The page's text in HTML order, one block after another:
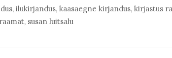
, ilukirjandus, kaasaegne kirjandus, kirjastus
raamat, susan luitsalu